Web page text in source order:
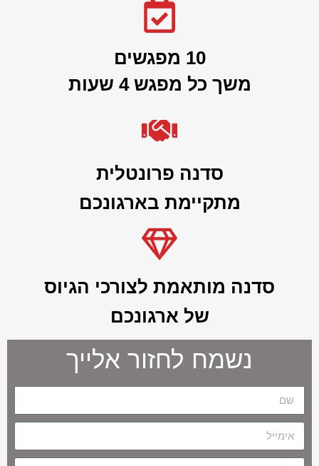
10 מפגשים
משך כל מפגש 4 שעות
סדנה פרונטלית
מתקיימת בארגונכם
סדנה מותאמת לצורכי הגיוס
של ארגונכם
נשמח לחזור אלייך